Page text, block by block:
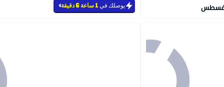
يوصلك في 1 ساعة 6 دقيقة